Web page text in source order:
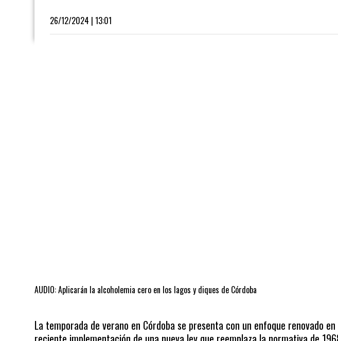
26/12/2024 | 13:01
AUDIO: Aplicarán la alcoholemia cero en los lagos y diques de Córdoba
La temporada de verano en Córdoba se presenta con un enfoque renovado